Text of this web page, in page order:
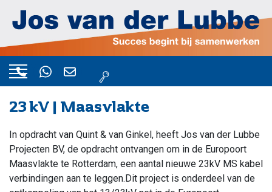
23 kV | Maasvlakte
In opdracht van Quint & van Ginkel, heeft Jos van der Lubbe
Projecten BV, de opdracht ontvangen om in de Europoort
Maasvlakte te Rotterdam, een aantal nieuwe 23kV MS kabel
verbindingen aan te leggen.Dit project is onderdeel van de